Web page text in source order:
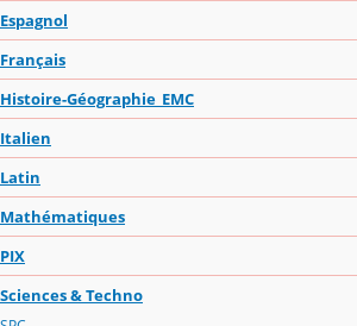
Espagnol
Français
Histoire-Géographie_EMC
Italien
Latin
Mathématiques
PIX
Sciences & Techno